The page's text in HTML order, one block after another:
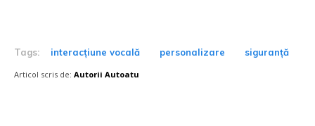
Tags: interacțiune vocală personalizare siguranță
Articol scris de: Autorii Autoatu